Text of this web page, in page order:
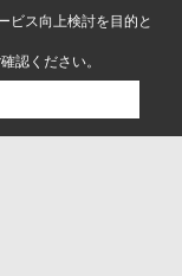
ビス向上検討を目的と
認ください。